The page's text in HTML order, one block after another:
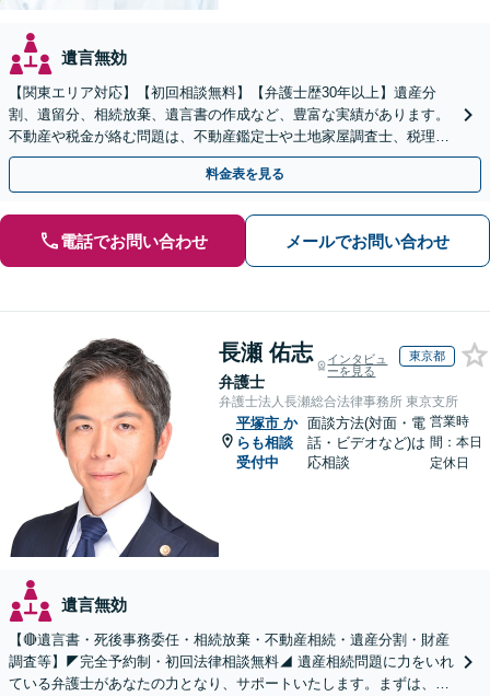
遺言無効
【関東エリア対応】【初回相談無料】【弁護士歴30年以上】遺産分
割、遺留分、相続放棄、遺言書の作成など、豊富な実績があります。
不動産や税金が絡む問題は、不動産鑑定士や土地家屋調査士、税理士
と提携【事前予約で、休日・夜間面談可】【WEB面談可】
料金表を見る
電話でお問い合わせ メールでお問い合わせ
長瀬 佑志
弁護士
インタビュ
ーを見る
東京都
弁護士法人長瀬総合法律事務所 東京支所
平塚市 か
らも相談
受付中
面談方法(対面・電
話・ビデオなど)は
応相談
営業時
間：本日
定休日
遺言無効
【🔴遺言書・死後事務委任・相続放棄・不動産相続・遺産分割・財産
調査等】◤完全予約制・初回法律相談無料◢ 遺産相続問題に力をいれ
ている弁護士があなたの力となり、サポートいたします。まずは、お